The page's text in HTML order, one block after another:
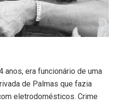
anos, era funcionário de uma
de Palmas que fazia
eletrodomésticos. Crime